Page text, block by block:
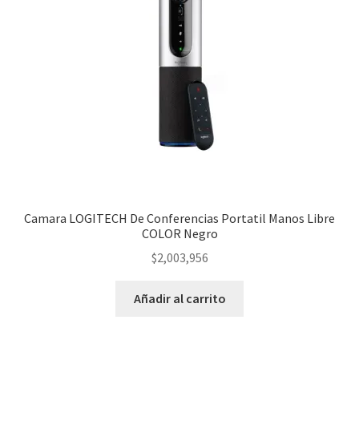
Camara LOGITECH De Conferencias Portatil Manos Libre
COLOR Negro
$2,003,956
Añadir al carrito